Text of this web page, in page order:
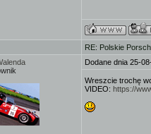
RE: Polskie
Dodane dnia 25-
Wreszcie trochę
VIDEO: https://